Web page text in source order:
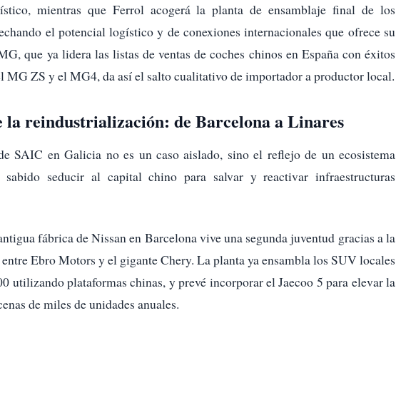
mientras que Ferrol acogerá la planta de ensamblaje final de los
el potencial logístico y de conexiones internacionales que ofrece su
que ya lidera las listas de ventas de coches chinos en España con éxitos
MG ZS y el MG4, da así el salto cualitativo de importador a productor local.
la reindustrialización: de Barcelona a Linares
SAIC en Galicia no es un caso aislado, sino el reflejo de un ecosistema
sabido seducir al capital chino para salvar y reactivar infraestructuras
fábrica de Nissan en Barcelona vive una segunda juventud gracias a la
Ebro Motors y el gigante Chery. La planta ya ensambla los SUV locales
utilizando plataformas chinas, y prevé incorporar el Jaecoo 5 para elevar la
de miles de unidades anuales.